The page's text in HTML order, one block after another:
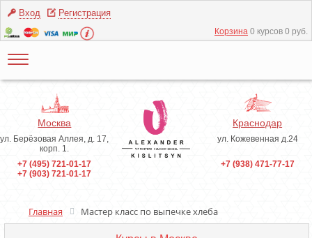
Вход Регистрация
Корзина 0 курсов 0 руб.
Москва
ул. Берёзовая Аллея, д. 17,
корп. 1.
+7 (495) 721-01-17
+7 (903) 721-01-17
Краснодар
ул. Кожевенная д.24
+7 (938) 471-77-17
Главная Мастер класс по выпечке хлеба